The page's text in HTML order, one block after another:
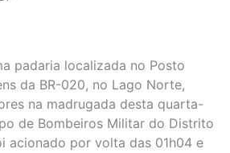
padaria localizada no Posto
da BR-020, no Lago Norte,
na madrugada desta quarta-
de Bombeiros Militar do Distrito
acionado por volta das 01h04 e